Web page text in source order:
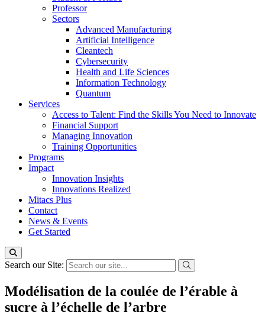
Professor
Sectors
Advanced Manufacturing
Artificial Intelligence
Cleantech
Cybersecurity
Health and Life Sciences
Information Technology
Quantum
Services
Access to Talent: Find the Skills You Need to Innovate
Financial Support
Managing Innovation
Training Opportunities
Programs
Impact
Innovation Insights
Innovations Realized
Mitacs Plus
Contact
News & Events
Get Started
Search our Site:
Modélisation de la coulée de l’érable à
sucre à l’échelle de l’arbre